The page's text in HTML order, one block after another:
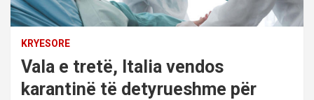
KRYESORE
Vala e tretë, Italia vendos
karantinë të detyrueshme për